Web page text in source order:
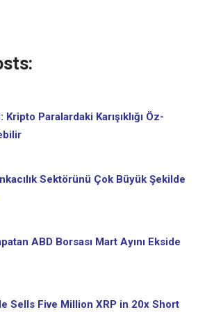
Paralardaki Karışıklığı Öz-
Sektörünü Çok Büyük Şekilde
ABD Borsası Mart Ayını Ekside
Sells Five Million XRP in 20x Short